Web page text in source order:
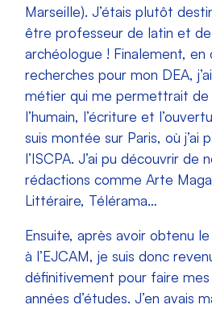
Marseille). J’étais plutôt
être professeur de latin et
archéologue ! Finalement,
recherches pour mon DEA,
métier qui me permettrait
l’humain, l’écriture et
suis montée sur Paris, où j’ai
l’ISCPA. J’ai pu découvrir de
rédactions comme Arte
Littéraire, Télérama…
Ensuite, après avoir obtenu
à l’EJCAM, je suis donc
définitivement pour faire
années d’études. J’en avais